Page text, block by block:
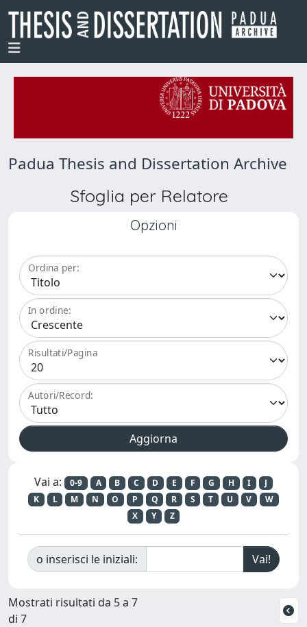
Padua Thesis and Dissertation Archive
Sfoglia per Relatore
Opzioni
Ordina per:
In ordine:
Risultati/Pagina
Autori/Record:
Vai a: 0-9 A B C D E F G H I
J
K
L M N O P Q R S T U V
W
X
Y Z
o inserisci le iniziali:
Mostrati risultati da 5 a 7
di 7